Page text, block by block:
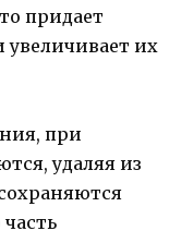
придает
их
при
удаляя из